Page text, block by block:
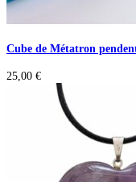
Cube de Métatron
25,00 €